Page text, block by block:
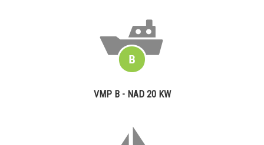
VMP B - NAD 20 KW